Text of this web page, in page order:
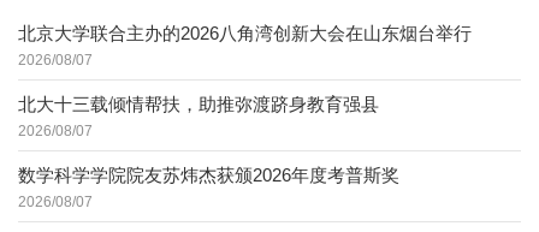
北京大学联合主办的2026八角湾创新大会在山东烟台举行
2026/08/07
北大十三载倾情帮扶，助推弥渡跻身教育强县
2026/08/07
数学科学学院院友苏炜杰获颁2026年度考普斯奖
2026/08/07